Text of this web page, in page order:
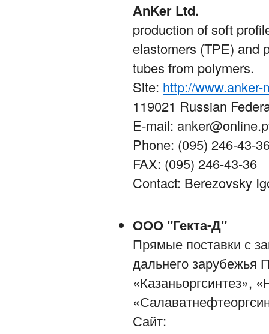
AnKer Ltd.
production of soft
elastomers (TPE) and
tubes from polymers.
Site: http://www.anker-
119021 Russian
E-mail:
Phone: (095) 246-43-
FAX: (095) 246-43-36
Contact: Berezovsky
ООО "Гекта-Д"
Прямые поставки с
дальнего зарубежья
«Казаньоргсинтез»,
Сайт: